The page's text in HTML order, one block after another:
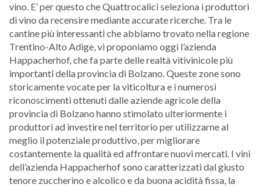
vino. E’ per questo che Quattrocalici seleziona i produttori
di vino da recensire mediante accurate ricerche. Tra le
cantine più interessanti che abbiamo trovato nella regione
Trentino-Alto Adige, vi proponiamo oggi l’azienda
Happacherhof, che fa parte delle realtà vitivinicole più
importanti della provincia di Bolzano. Queste zone sono
storicamente vocate per la viticoltura e i numerosi
riconoscimenti ottenuti dalle aziende agricole della
provincia di Bolzano hanno stimolato ulteriormente i
produttori ad investire nel territorio per utilizzarne al
meglio il potenziale produttivo, per migliorare
costantemente la qualità ed affrontare nuovi mercati. I vini
dell’azienda Happacherhof sono caratterizzati dal giusto
tenore zuccherino e alcolico e da buona acidità fissa, la